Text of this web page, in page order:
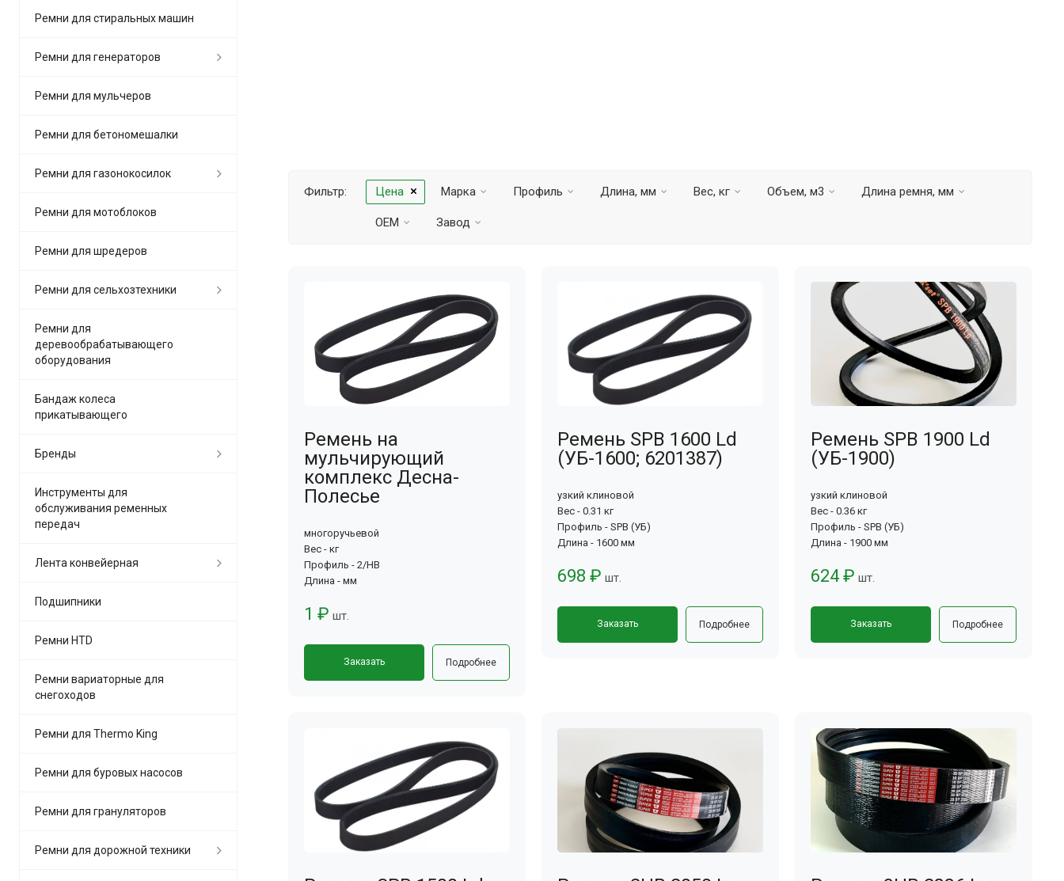
Фильтр: Цена Марка Профиль Длина, мм Вес, кг Объем, м3 Длина ремня, мм
OEM Завод
Ремень на
мульчирующий
комплекс Десна-
Полесье
многоручьевой
Вес - кг
Профиль - 2/HB
Длина - мм
1 ₽ шт.
Заказать Подробнее
Ремень SPB 1600 Ld
(УБ-1600; 6201387)
узкий клиновой
Вес - 0.31 кг
Профиль - SPB (УБ)
Длина - 1600 мм
698 ₽ шт.
Заказать Подробнее
Ремень SPB 1900 Ld
(УБ-1900)
узкий клиновой
Вес - 0.36 кг
Профиль - SPB (УБ)
Длина - 1900 мм
624 ₽ шт.
Заказать Подробнее
Ремни для стиральных машин
Ремни для генераторов
Ремни для мульчеров
Ремни для бетономешалки
Ремни для газонокосилок
Ремни для мотоблоков
Ремни для шредеров
Ремни для сельхозтехники
Ремни для
деревообрабатывающего
оборудования
Бандаж колеса
прикатывающего
Бренды
Инструменты для
обслуживания ременных
передач
Лента конвейерная
Подшипники
Ремни HTD
Ремни вариаторные для
снегоходов
Ремни для Thermo King
Ремни для буровых насосов
Ремни для грануляторов
Ремни для дорожной техники